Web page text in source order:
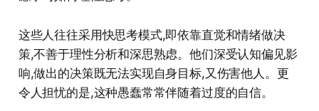
这些人往往采用快思考模式,即依靠直觉和情绪做决
策,不善于理性分析和深思熟虑。他们深受认知偏见影
响,做出的决策既无法实现自身目标,又伤害他人。更
令人担忧的是,这种愚蠢常常伴随着过度的自信。